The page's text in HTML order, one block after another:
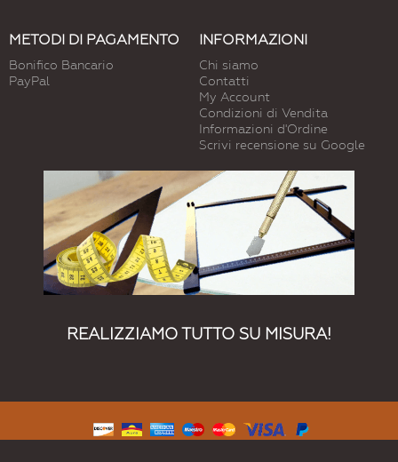
METODI DI PAGAMENTO
Bonifico Bancario
PayPal
INFORMAZIONI
Chi siamo
Contatti
My Account
Condizioni di Vendita
Informazioni d'Ordine
Scrivi recensione su Google
REALIZZIAMO TUTTO SU MISURA!
© 2015 Vetreria Dimensione Vetro. Tutti I Diritti Riservati.